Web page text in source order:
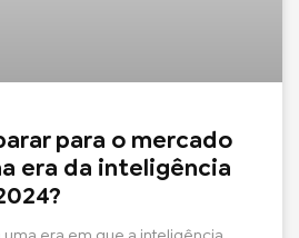
para o mercado
era da inteligência